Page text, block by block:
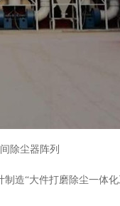
除尘器阵列
造“大件打磨除尘一体